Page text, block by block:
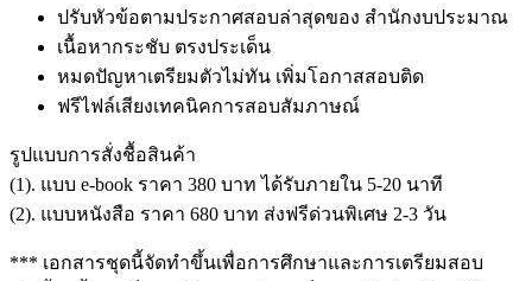
ปรับหัวข้อตามประกาศสอบล่าสุดของ สำนักงบประมาณ
เนื้อหากระชับ ตรงประเด็น
หมดปัญหาเตรียมตัวไม่ทัน เพิ่มโอกาสสอบติด
ฟรีไฟล์เสียงเทคนิคการสอบสัมภาษณ์
รูปแบบการสั่งชื้อสินค้า
(1). แบบ e-book ราคา 380 บาท ได้รับภายใน 5-20 นาที
(2). แบบหนังสือ ราคา 680 บาท ส่งฟรีด่วนพิเศษ 2-3 วัน
*** เอกสารชุดนี้จัดทำขึ้นเพื่อการศึกษาและการเตรียมสอบ